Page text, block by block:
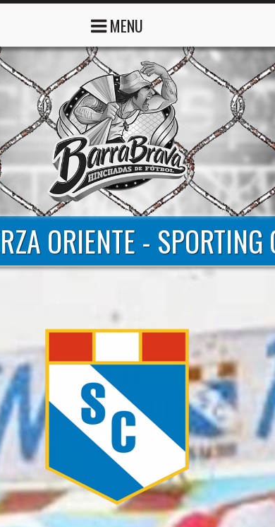
MENU
ORIENTE - SPORTING